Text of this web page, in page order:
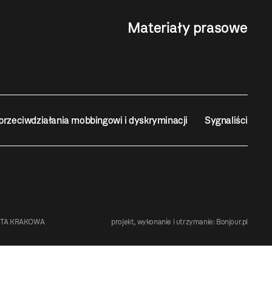
Materiały prasowe
mobbingowi i dyskryminacji Sygnaliści
KRAKOWA projekt, wykonanie i utrzymanie: Bonjour.pl